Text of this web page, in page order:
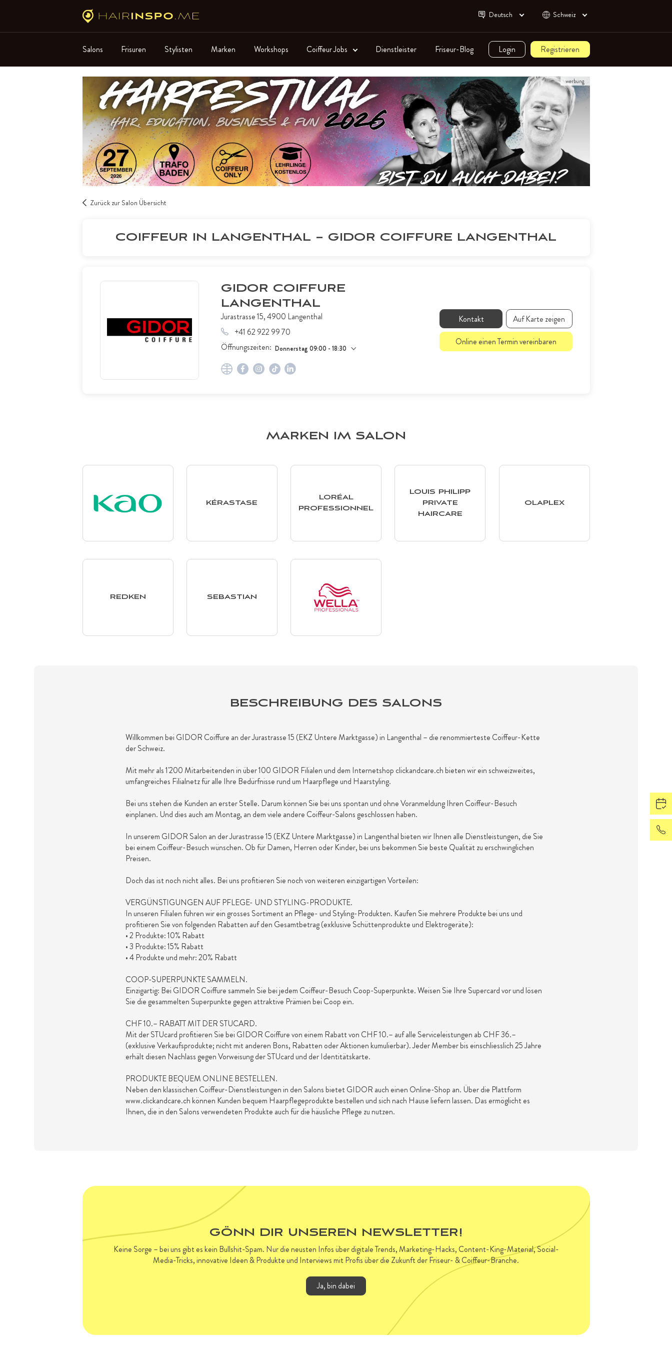
Deutsch Schweiz
Salons Frisuren Stylisten Marken Workshops Coiffeur Jobs Dienstleister Friseur-Blog Login Registrieren
werbung
Zurück zur Salon Übersicht
COIFFEUR IN LANGENTHAL – GIDOR COIFFURE LANGENTHAL
GIDOR COIFFURE
LANGENTHAL
Jurastrasse 15, 4900 Langenthal
+41 62 922 99 70
Öffnungszeiten:
Donnerstag 09:00 - 18:30
Kontakt
Auf Karte zeigen
Online einen Termin vereinbaren
MARKEN IM SALON
KÉRASTASE
LORÉAL
PROFESSIONNEL
LOUIS PHILIPP
PRIVATE
HAIRCARE
OLAPLEX
REDKEN SEBASTIAN
BESCHREIBUNG DES SALONS
Willkommen bei GIDOR Coiffure an der Jurastrasse 15 (EKZ Untere Marktgasse) in Langenthal – die renommierteste Coiffeur-Kette
der Schweiz.
Mit mehr als 1'200 Mitarbeitenden in über 100 GIDOR Filialen und dem Internetshop clickandcare.ch bieten wir ein schweizweites,
umfangreiches Filialnetz für alle Ihre Bedürfnisse rund um Haarpflege und Haarstyling.
Bei uns stehen die Kunden an erster Stelle. Darum können Sie bei uns spontan und ohne Voranmeldung Ihren Coiffeur-Besuch
einplanen. Und dies auch am Montag, an dem viele andere Coiffeur-Salons geschlossen haben.
In unserem GIDOR Salon an der Jurastrasse 15 (EKZ Untere Marktgasse) in Langenthal bieten wir Ihnen alle Dienstleistungen, die Sie
bei einem Coiffeur-Besuch wünschen. Ob für Damen, Herren oder Kinder, bei uns bekommen Sie beste Qualität zu erschwinglichen
Preisen.
Doch das ist noch nicht alles. Bei uns profitieren Sie noch von weiteren einzigartigen Vorteilen:
VERGÜNSTIGUNGEN AUF PFLEGE- UND STYLING-PRODUKTE.
In unseren Filialen führen wir ein grosses Sortiment an Pflege- und Styling-Produkten. Kaufen Sie mehrere Produkte bei uns und
profitieren Sie von folgenden Rabatten auf den Gesamtbetrag (exklusive Schüttenprodukte und Elektrogeräte):
• 2 Produkte: 10% Rabatt
• 3 Produkte: 15% Rabatt
• 4 Produkte und mehr: 20% Rabatt
COOP-SUPERPUNKTE SAMMELN.
Einzigartig: Bei GIDOR Coiffure sammeln Sie bei jedem Coiffeur-Besuch Coop-Superpunkte. Weisen Sie Ihre Supercard vor und lösen
Sie die gesammelten Superpunkte gegen attraktive Prämien bei Coop ein.
CHF 10.– RABATT MIT DER STUCARD.
Mit der STUcard profitieren Sie bei GIDOR Coiffure von einem Rabatt von CHF 10.– auf alle Serviceleistungen ab CHF 36.–
(exklusive Verkaufsprodukte; nicht mit anderen Bons, Rabatten oder Aktionen kumulierbar). Jeder Member bis einschliesslich 25 Jahre
erhält diesen Nachlass gegen Vorweisung der STUcard und der Identitätskarte.
PRODUKTE BEQUEM ONLINE BESTELLEN.
Neben den klassischen Coiffeur-Dienstleistungen in den Salons bietet GIDOR auch einen Online-Shop an. Über die Plattform
www.clickandcare.ch können Kunden bequem Haarpflegeprodukte bestellen und sich nach Hause liefern lassen. Das ermöglicht es
Ihnen, die in den Salons verwendeten Produkte auch für die häusliche Pflege zu nutzen.
GÖNN DIR UNSEREN NEWSLETTER!
Keine Sorge – bei uns gibt es kein Bullshit-Spam. Nur die neusten Infos über digitale Trends, Marketing-Hacks, Content-King-Material, Social-
Media-Tricks, innovative Ideen & Produkte und Interviews mit Profis über die Zukunft der Friseur- & Coiffeur-Branche.
Ja, bin dabei